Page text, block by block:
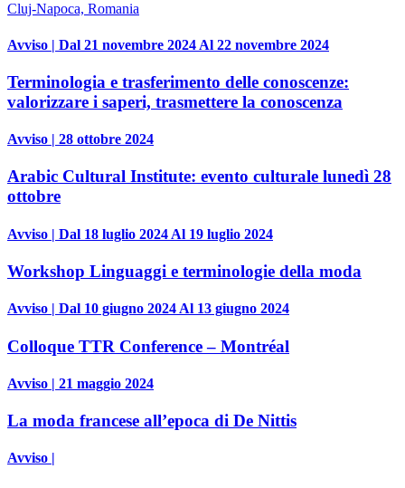
Cluj-Napoca, Romania
Avviso | Dal 21 novembre 2024 Al 22 novembre 2024
Terminologia e trasferimento delle conoscenze:
valorizzare i saperi, trasmettere la conoscenza
Avviso | 28 ottobre 2024
Arabic Cultural Institute: evento culturale lunedì 28
ottobre
Avviso | Dal 18 luglio 2024 Al 19 luglio 2024
Workshop Linguaggi e terminologie della moda
Avviso | Dal 10 giugno 2024 Al 13 giugno 2024
Colloque TTR Conference – Montréal
Avviso | 21 maggio 2024
La moda francese all’epoca di De Nittis
Avviso |